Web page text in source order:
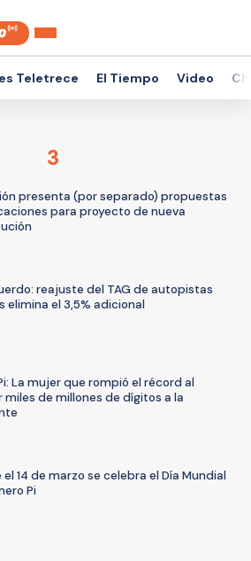
Teletrece El Tiempo Video
3
presenta (por separado) propuestas
para proyecto de nueva
reajuste del TAG de autopistas
elimina el 3,5% adicional
La mujer que rompió el récord al
miles de millones de dígitos a la
el 14 de marzo se celebra el Día Mundial
Pi